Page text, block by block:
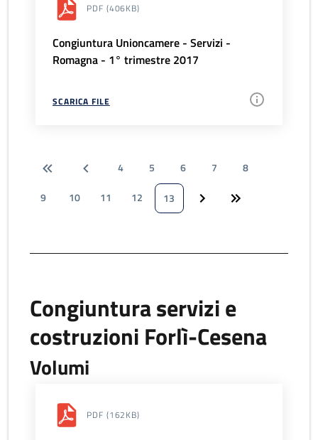
PDF (406KB)
Congiuntura Unioncamere - Servizi -
Romagna - 1° trimestre 2017
SCARICA FILE
4 5 6 7
8
9
10 11 12 13
Congiuntura servizi e
costruzioni Forlì-Cesena
Volumi
PDF (162KB)